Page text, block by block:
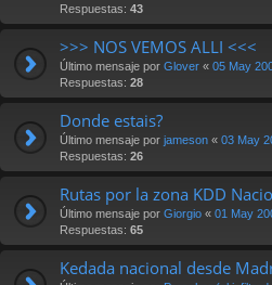
Respuestas: 43
>>> NOS VEMOS ALLI <<<
Último mensaje por Glover « 05 May
Respuestas: 28
Donde estais?
Último mensaje por jameson « 03 May
Respuestas: 26
Rutas por la zona KDD
Último mensaje por Giorgio « 01 May
Respuestas: 65
Kedada nacional desde